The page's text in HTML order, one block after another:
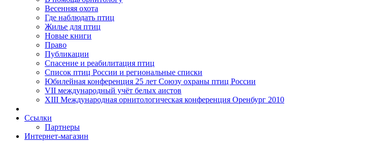
Весенняя охота
Где наблюдать птиц
Жилье для птиц
Новые книги
Право
Публикации
Спасение и реабилитация птиц
Список птиц России и региональные списки
Юбилейная конференция 25 лет Союзу охраны птиц России
VII международный учёт белых аистов
XIII Международная орнитологическая конференция Оренбург 2010
Ссылки
Партнеры
Интернет-магазин